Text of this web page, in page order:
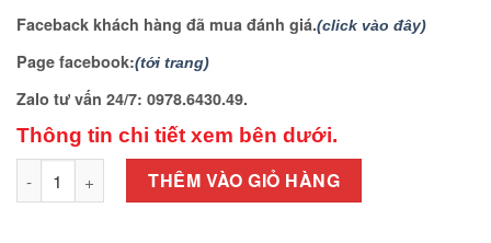
Faceback khách hàng đã mua đánh giá.(click vào đây)
Page facebook:(tới trang)
Zalo tư vấn 24/7: 0978.6430.49.
Thông tin chi tiết xem bên dưới.
Sketchup model rời số lượngTHÊM VÀO GIỎ HÀNG